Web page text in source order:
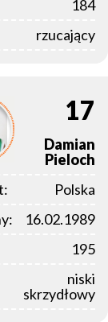
184
rzucający
17
Damian
Pieloch
Polska
16.02.1989
195
niski
skrzydłowy